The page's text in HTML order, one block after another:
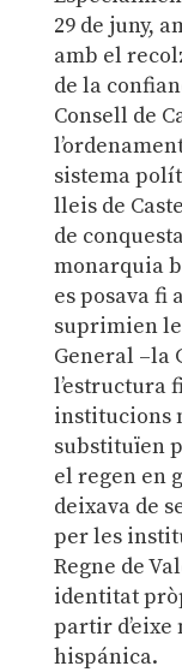
29 de juny,
amb el
de la
Consell de
sistema
lleis de
de
monarquia
es posava fi
suprimien
General –la
l’estructura
institucions
substituïen
el regen en
deixava de
per les
Regne de
identitat
partir
hispánica.